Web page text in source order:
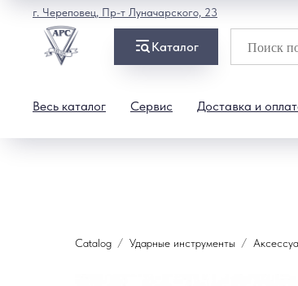
Каталог
Весь каталог Сервис Доставка и
г. Череповец, Пр-т Луначарского, 23
Catalog Ударные инструменты